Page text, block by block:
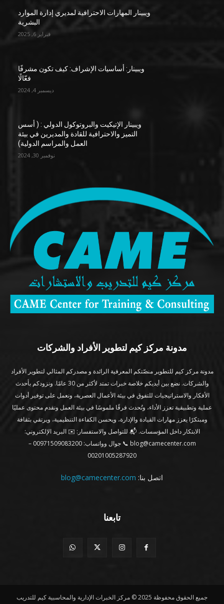
ويبينار المهارات الاحترافية لمديري إدارة الموارد
البشرية
فبراير 6, 2025
ويبينار: أساسيات الإشراف: كيف تكون مشرفًا
فعّالًا
ديسمبر 4, 2024
ويبينار الإتيكيت والبروتوكول الدولي : ( أسس
التميز والاحترافية للقادة والمديرين في بيئة
العمل والمراسم الدولية)
نوفمبر 30, 2024
مدونة مركز كيم لتطوير الأفراد والشركات
مدونة مركز كيم للتطوير منصّتكم المعرفية الرائدة و مصدركم المثالي لتطوير الأفراد
والشركات. نضع بين أيديكم خلاصة خبرات تمتد لأكثر من 30 عامًا. ونزودكم بأحدث
الأفكار والاستراتيجيات للتفوق في بيئة الأعمال العصرية، ونعمل على توفير أدوات
عملية وتطبيقية تعزز الأداء، وتُحدث فرقًا ملموسًا في بيئة العمل ونقدم محتوى عمليًا
ومبتكرًا يعزز مهارات القيادة والإدارة، ويحسن الكفاءة التنظيمية، ويرتقي بثقافة
الابتكار داخل المؤسسات. 📬 للتواصل والاستفسار: ✉️ البريد الإلكتروني:
blog@camecenter.com 📞 جوال وواتساب: 00971509083200 –
00201005287920
اتصل بنا: blog@camecenter.com
تابعنا
جميع الحقوق محفوظة 2025 © مركز الخبرات الإدارية والمحاسبية كيم للتدريب